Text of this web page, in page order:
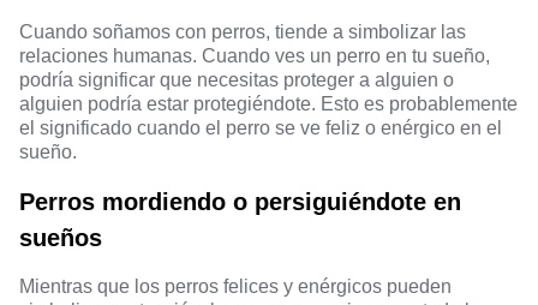
Cuando soñamos con perros, tiende a simbolizar las
relaciones humanas. Cuando ves un perro en tu sueño,
podría significar que necesitas proteger a alguien o
alguien podría estar protegiéndote. Esto es probablemente
el significado cuando el perro se ve feliz o enérgico en el
sueño.
Perros mordiendo o persiguiéndote en
sueños
Mientras que los perros felices y enérgicos pueden